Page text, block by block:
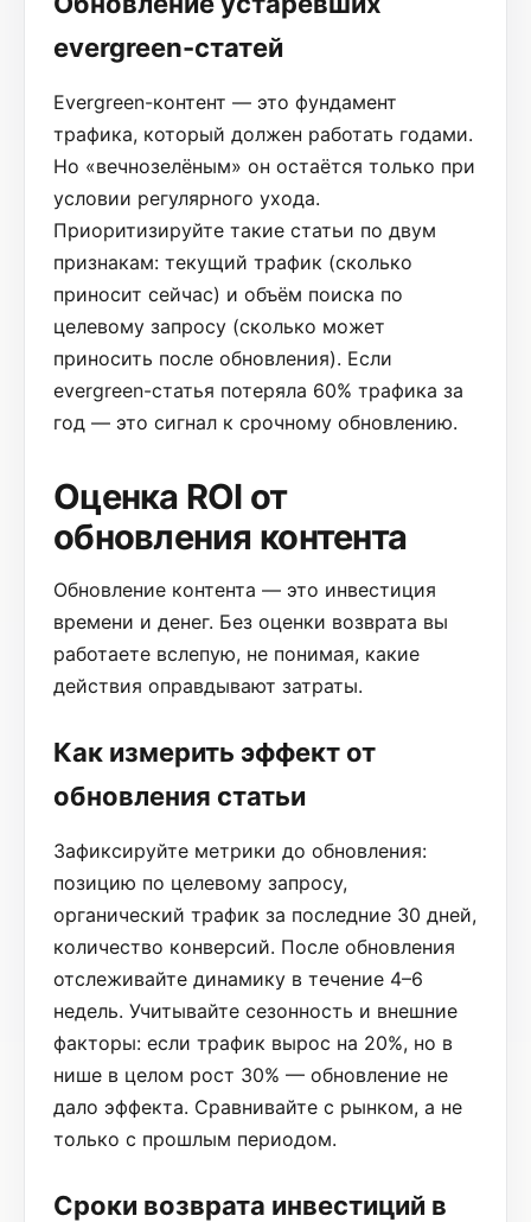
evergreen-статей
Evergreen-контент — это фундамент
трафика, который должен работать годами.
Но «вечнозелёным» он остаётся только при
условии регулярного ухода.
Приоритизируйте такие статьи по двум
признакам: текущий трафик (сколько
приносит сейчас) и объём поиска по
целевому запросу (сколько может
приносить после обновления). Если
evergreen-статья потеряла 60% трафика за
год — это сигнал к срочному обновлению.
Оценка ROI от
обновления контента
Обновление контента — это инвестиция
времени и денег. Без оценки возврата вы
работаете вслепую, не понимая, какие
действия оправдывают затраты.
Как измерить эффект от
обновления статьи
Зафиксируйте метрики до обновления:
позицию по целевому запросу,
органический трафик за последние 30 дней,
количество конверсий. После обновления
отслеживайте динамику в течение 4–6
недель. Учитывайте сезонность и внешние
факторы: если трафик вырос на 20%, но в
нише в целом рост 30% — обновление не
дало эффекта. Сравнивайте с рынком, а не
только с прошлым периодом.
Сроки возврата инвестиций в